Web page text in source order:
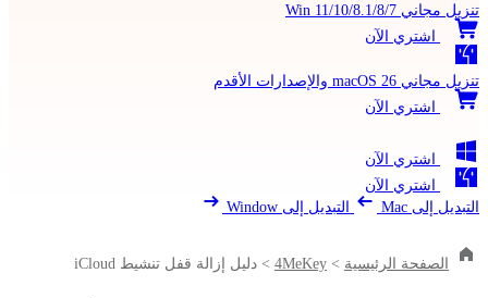
تنزيل مجاني Win 11/10/8.1/8/7
اشتري الآن
تنزيل مجاني macOS 26 والإصدارات الأقدم
اشتري الآن
اشتري الآن
اشتري الآن
التبديل إلى Mac
التبديل إلى Window
الصفحة الرئيسية >
4MeKey
> دليل إزالة قفل تنشيط iCloud